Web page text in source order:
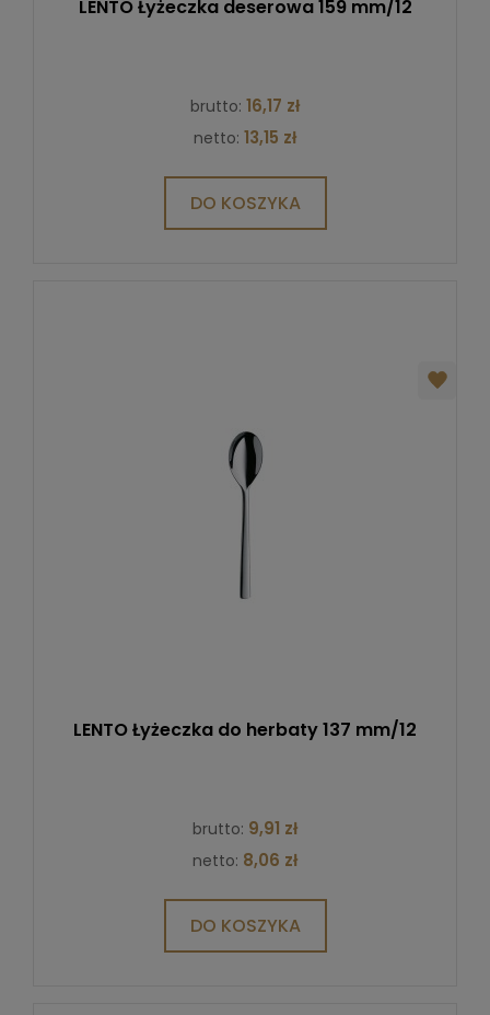
LENTO Łyżeczka deserowa 159 mm/12
brutto: 16,17 zł
netto: 13,15 zł
DO KOSZYKA
LENTO Łyżeczka do herbaty 137 mm/12
brutto: 9,91 zł
netto: 8,06 zł
DO KOSZYKA